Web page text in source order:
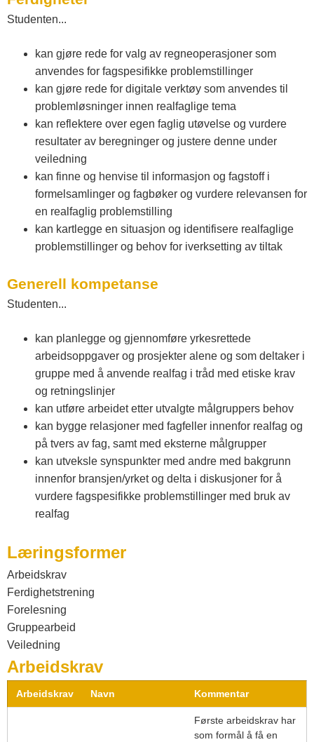
Studenten...
kan gjøre rede for valg av regneoperasjoner som
anvendes for fagspesifikke problemstillinger
kan gjøre rede for digitale verktøy som anvendes til
problemløsninger innen realfaglige tema
kan reflektere over egen faglig utøvelse og vurdere
resultater av beregninger og justere denne under
veiledning
kan finne og henvise til informasjon og fagstoff i
formelsamlinger og fagbøker og vurdere relevansen for
en realfaglig problemstilling
kan kartlegge en situasjon og identifisere realfaglige
problemstillinger og behov for iverksetting av tiltak
Generell kompetanse
Studenten...
kan planlegge og gjennomføre yrkesrettede
arbeidsoppgaver og prosjekter alene og som deltaker i
gruppe med å anvende realfag i tråd med etiske krav
og retningslinjer
kan utføre arbeidet etter utvalgte målgruppers behov
kan bygge relasjoner med fagfeller innenfor realfag og
på tvers av fag, samt med eksterne målgrupper
kan utveksle synspunkter med andre med bakgrunn
innenfor bransjen/yrket og delta i diskusjoner for å
vurdere fagspesifikke problemstillinger med bruk av
realfag
Læringsformer
Arbeidskrav
Ferdighetstrening
Forelesning
Gruppearbeid
Veiledning
Arbeidskrav
Arbeidskrav Navn Kommentar
Første arbeidskrav har
som formål å få en